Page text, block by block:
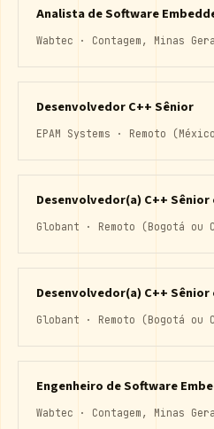
Analista de Software
Wabtec · Contagem, Minas
Desenvolvedor C++ Sênior
EPAM Systems · Remoto
Desenvolvedor(a) C++ Sênior
Globant · Remoto (Bogotá ou
Desenvolvedor(a) C++ Sênior
Globant · Remoto (Bogotá ou
Engenheiro de Software
Wabtec · Contagem, Minas